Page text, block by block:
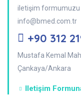
iletişim formumuzu
info@bmed.com.tr
+90 312
Mustafa Kemal
Çankaya/Ankara
İletişim